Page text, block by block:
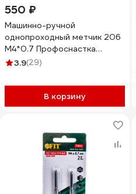
550 ₽
Машинно-ручной
однопроходный метчик 206
M4*0.7 Профоснастка
Эксперт 50711007
3.9(29)
В корзину